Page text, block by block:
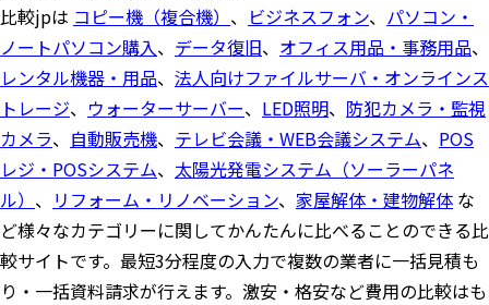
比較jpは コピー機（複合機） 、 ビジネスフォン、 パソコン・
ノートパソコン購入、 データ復旧、 オフィス用品・事務用品、
レンタル機器・用品、 法人向けファイルサーバ・オンラインス
トレージ、 ウォーターサーバー、 LED照明、 防犯カメラ・監視
カメラ、 自動販売機、 テレビ会議・WEB会議システム、 POS
レジ・POSシステム、 太陽光発電システム（ソーラーパネ
ル） 、 リフォーム・リノベーション、 家屋解体・建物解体 な
ど様々なカテゴリーに関してかんたんに比べることのできる比
較サイトです。最短3分程度の入力で複数の業者に一括見積も
り・一括資料請求が行えます。激安・格安など費用の比較はも